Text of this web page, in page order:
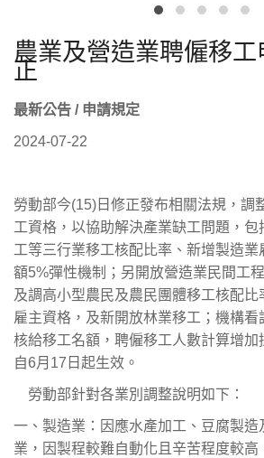
農業及營造業聘僱移
正
最新公告 / 申請規定
2024-07-22
勞動部今(15)日修正發布相關法規，調
工資格，以協助解決產業缺工問題，包
工等三行業移工核配比率、新增製造業
額5%彈性機制；另開放營造業民間工
及調高小型農民及農民團體移工核配
雇主資格，及新開放林業移工；機構看
核給移工名額，聘僱移工人數計算增加
自6月17日起生效。
勞動部針對各業別調整說明如下：
一、製造業：因應水產加工、豆腐製造
業，因製程較難自動化且辛苦程度較高